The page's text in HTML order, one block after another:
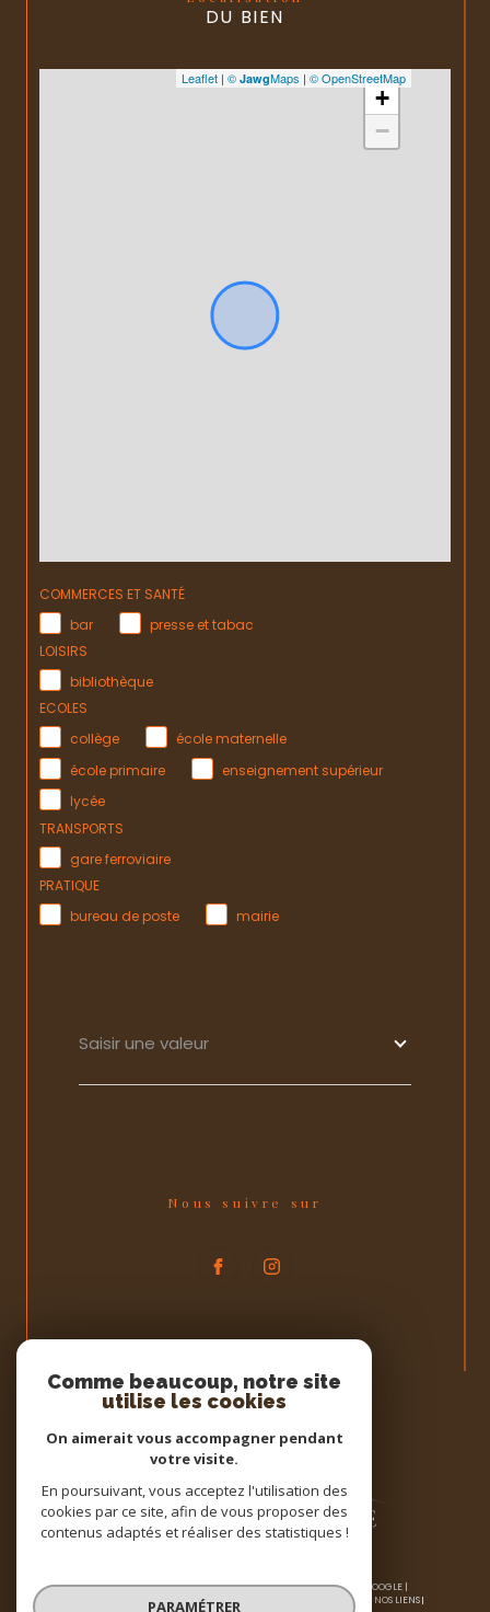
DU BIEN
+
−
Leaflet | © JawgMaps | © OpenStreetMap
COMMERCES ET SANTÉ
bar
presse et tabac
LOISIRS
bibliothèque
ECOLES
collège
école maternelle
école primaire
enseignement supérieur
lycée
TRANSPORTS
gare ferroviaire
PRATIQUE
bureau de poste
mairie
Saisir une valeur
Nous suivre sur
PROPRIÉTAIRE
Se connecter
© 2026 | TOUS DROITS RÉSERVÉS | TRADUCTION POWERED BY GOOGLE |
NOS HONORAIRES
PLAN DU SITE MENTIONS LÉGALES ADMIN
NOS LIENS
Comme beaucoup, notre site
utilise les cookies
On aimerait vous accompagner pendant
votre visite.
En poursuivant, vous acceptez l'utilisation des
cookies par ce site, afin de vous proposer des
contenus adaptés et réaliser des statistiques !
PARAMÉTRER